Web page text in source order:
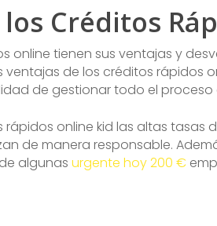
Créditos
tienen sus ventajas y
de los créditos rápidos
de gestionar todo el
online kid las altas tasas
de manera responsable.
algunas urgente hoy 200 €